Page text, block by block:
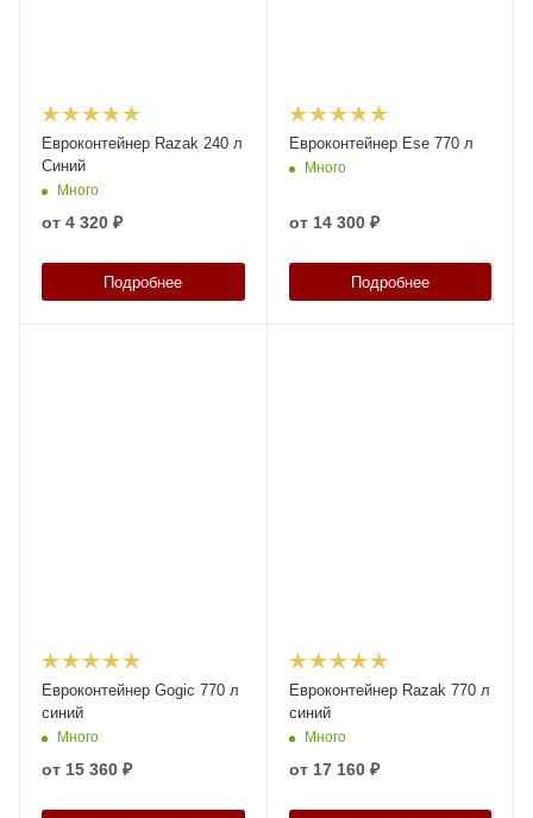
Евроконтейнер Razak 240 л
Синий
Много
от 4 320 ₽
Подробнее
Евроконтейнер Ese 770 л
Много
от 14 300 ₽
Подробнее
Евроконтейнер Gogic 770 л
синий
Много
от 15 360 ₽
Евроконтейнер Razak 770 л
синий
Много
от 17 160 ₽